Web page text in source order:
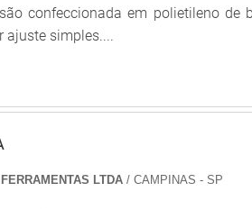
confeccionada em polietileno de
ajuste simples....
LTDA / CAMPINAS - SP